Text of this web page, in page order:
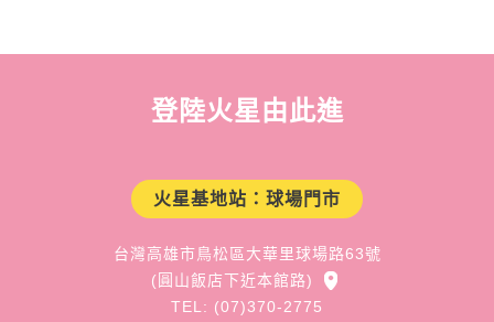
登陸火星由此進
火星基地站：球場門市
台灣高雄市鳥松區大華里球場路63號
(圓山飯店下近本館路)
TEL: (07)370-2775